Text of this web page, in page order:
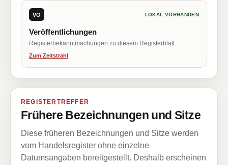
VÖ LOKAL VORHANDEN
Veröffentlichungen
Registerbekanntmachungen zu diesem Registerblatt.
Zum Zeitstrahl
REGISTERTREFFER
Frühere Bezeichnungen und Sitze
Diese früheren Bezeichnungen und Sitze werden
vom Handelsregister ohne einzelne
Datumsangaben bereitgestellt. Deshalb erscheinen